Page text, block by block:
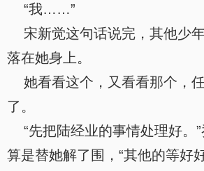
“我……”
宋新觉这句话说完，其他少
落在她身上。
她看看这个，又看看那个，
了。
“先把陆经业的事情处理好。
算是替她解了围，“其他的等好